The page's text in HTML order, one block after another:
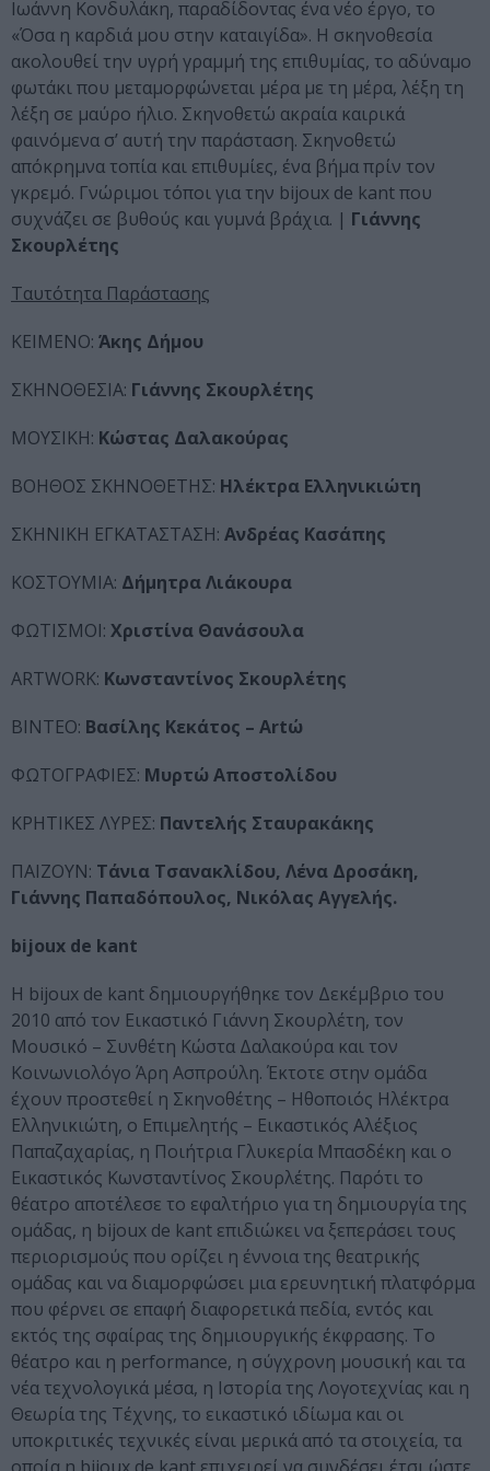
Ιωάννη Κονδυλάκη, παραδίδοντας ένα νέο έργο, το
«Όσα η καρδιά μου στην καταιγίδα». Η σκηνοθεσία
ακολουθεί την υγρή γραμμή της επιθυμίας, το αδύναμο
φωτάκι που μεταμορφώνεται μέρα με τη μέρα, λέξη τη
λέξη σε μαύρο ήλιο. Σκηνοθετώ ακραία καιρικά
φαινόμενα σ’ αυτή την παράσταση. Σκηνοθετώ
απόκρημνα τοπία και επιθυμίες, ένα βήμα πρίν τον
γκρεμό. Γνώριμοι τόποι για την bijoux de kant που
συχνάζει σε βυθούς και γυμνά βράχια. | Γιάννης
Σκουρλέτης
Ταυτότητα Παράστασης
ΚΕΙΜΕΝΟ: Άκης Δήμου
ΣΚΗΝΟΘΕΣΙΑ: Γιάννης Σκουρλέτης
ΜΟΥΣΙΚΗ: Κώστας Δαλακούρας
ΒΟΗΘΟΣ ΣΚΗΝΟΘΕΤΗΣ: Ηλέκτρα Ελληνικιώτη
ΣΚΗΝΙΚΗ ΕΓΚΑΤΑΣΤΑΣΗ: Ανδρέας Κασάπης
ΚΟΣΤΟΥΜΙΑ: Δήμητρα Λιάκουρα
ΦΩΤΙΣΜΟΙ: Χριστίνα Θανάσουλα
ARTWORK: Κωνσταντίνος Σκουρλέτης
ΒΙΝΤΕΟ: Βασίλης Κεκάτος – Artώ
ΦΩΤΟΓΡΑΦΙΕΣ: Μυρτώ Αποστολίδου
ΚΡΗΤΙΚΕΣ ΛΥΡΕΣ: Παντελής Σταυρακάκης
ΠΑΙΖΟΥΝ: Τάνια Τσανακλίδου, Λένα Δροσάκη,
Γιάννης Παπαδόπουλος, Νικόλας Αγγελής.
bijoux de kant
Η bijoux de kant δημιουργήθηκε τον Δεκέμβριο του
2010 από τον Εικαστικό Γιάννη Σκουρλέτη, τον
Μουσικό – Συνθέτη Κώστα Δαλακούρα και τον
Κοινωνιολόγο Άρη Ασπρούλη. Έκτοτε στην ομάδα
έχουν προστεθεί η Σκηνοθέτης – Ηθοποιός Ηλέκτρα
Ελληνικιώτη, ο Επιμελητής – Εικαστικός Αλέξιος
Παπαζαχαρίας, η Ποιήτρια Γλυκερία Μπασδέκη και ο
Εικαστικός Κωνσταντίνος Σκουρλέτης. Παρότι το
θέατρο αποτέλεσε το εφαλτήριο για τη δημιουργία της
ομάδας, η bijoux de kant επιδιώκει να ξεπεράσει τους
περιορισμούς που ορίζει η έννοια της θεατρικής
ομάδας και να διαμορφώσει μια ερευνητική πλατφόρμα
που φέρνει σε επαφή διαφορετικά πεδία, εντός και
εκτός της σφαίρας της δημιουργικής έκφρασης. Το
θέατρο και η performance, η σύγχρονη μουσική και τα
νέα τεχνολογικά μέσα, η Ιστορία της Λογοτεχνίας και η
Θεωρία της Τέχνης, το εικαστικό ιδίωμα και οι
υποκριτικές τεχνικές είναι μερικά από τα στοιχεία, τα